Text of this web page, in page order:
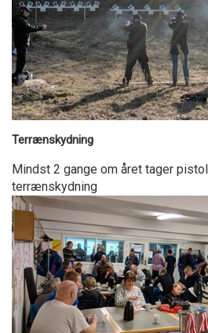
Terrænskydning
Mindst 2 gange om året tager
terrænskydning